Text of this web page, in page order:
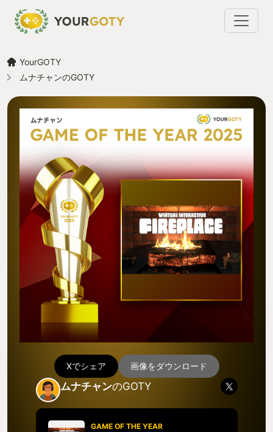
YourGOTY
ムナチャンのGOTY
Xでシェア 画像をダウンロード
ムナチャンのGOTY
GAME OF THE YEAR